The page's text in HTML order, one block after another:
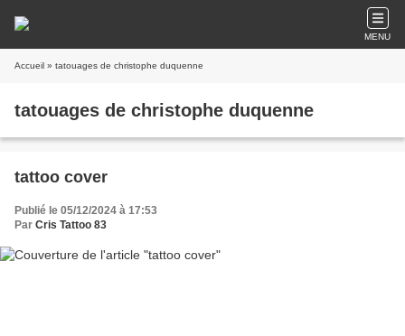
MENU
Accueil » tatouages de christophe duquenne
tatouages de christophe duquenne
tattoo cover
Publié le 05/12/2024 à 17:53
Par Cris Tattoo 83